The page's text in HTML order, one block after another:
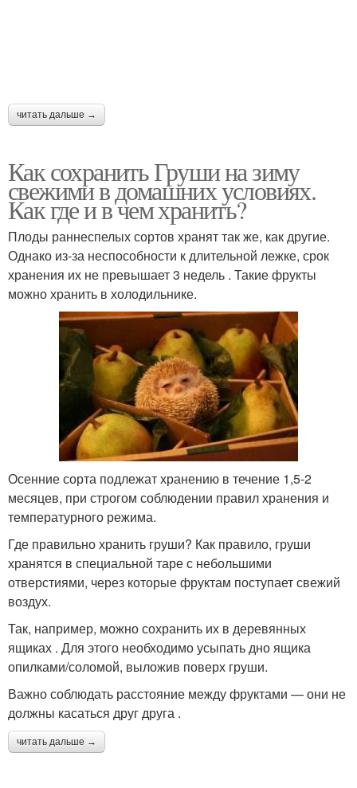
читать дальше →
Как сохранить Груши на зиму
свежими в домашних условиях.
Как где и в чем хранить?
Плоды раннеспелых сортов хранят так же, как другие.
Однако из-за неспособности к длительной лежке, срок
хранения их не превышает 3 недель . Такие фрукты
можно хранить в холодильнике.
Осенние сорта подлежат хранению в течение 1,5-2
месяцев, при строгом соблюдении правил хранения и
температурного режима.
Где правильно хранить груши? Как правило, груши
хранятся в специальной таре с небольшими
отверстиями, через которые фруктам поступает свежий
воздух.
Так, например, можно сохранить их в деревянных
ящиках . Для этого необходимо усыпать дно ящика
опилками/соломой, выложив поверх груши.
Важно соблюдать расстояние между фруктами — они не
должны касаться друг друга .
читать дальше →